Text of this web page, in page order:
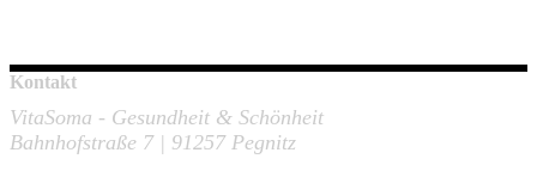
Kontakt
VitaSoma - Gesundheit & Schönheit
Bahnhofstraße 7 | 91257 Pegnitz